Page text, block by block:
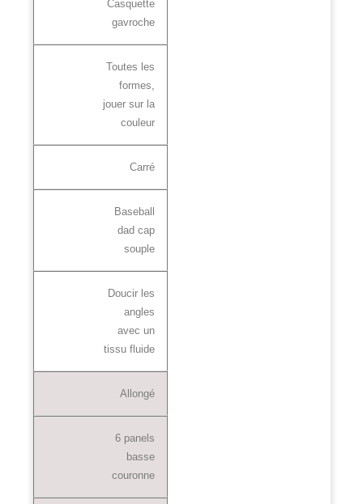
Casquette
gavroche
Toutes les
formes,
jouer sur la
couleur
Carré
Baseball
dad cap
souple
Doucir les
angles
avec un
tissu fluide
Allongé
6 panels
basse
couronne